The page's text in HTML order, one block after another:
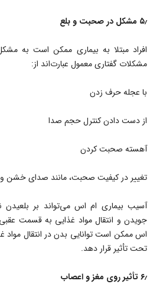
۵٫ مشکل در صحبت و بلع
افراد مبتلا به بیماری ممکن است به
مشکلات گفتاری معمول عبارت‌اند از:
با عجله حرف زدن
از دست دادن کنترل حجم صدا
آهسته صحبت کردن
تغییر در کیفیت صحبت، مانند صدای خشن
آسیب بیماری ام اس می‌تواند بر بلعیدن
جویدن و انتقال مواد غذایی به قسمت
اس ممکن است توانایی بدن در انتقال مواد
تحت تأثیر قرار دهد.
۶٫ تأثیر روی مغز و اعصاب